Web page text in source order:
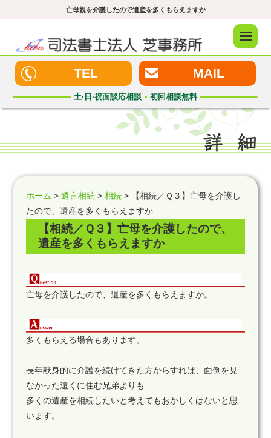
亡母親を介護したので遺産を多くもらえますか
メニュ
TEL MAIL
土·日·祝面談応相談 初回相談無料
ホーム > 遺言相続> 相続> 【相続／Ｑ３】亡母を介護し
たので、遺産を多くもらえますか
【相続／Ｑ３】亡母を介護したので、
遺産を多くもらえますか
亡母を介護したので、遺産を多くもらえますか。
多くもらえる場合もあります。
長年献身的に介護を続けてきた方からすれば、面倒を見
なかった遠くに住む兄弟よりも
多くの遺産を相続したいと考えてもおかしくはないと思
います。